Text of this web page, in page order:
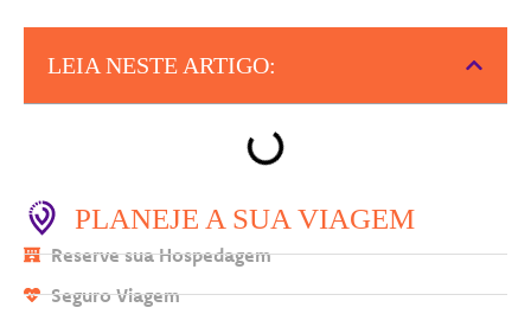
LEIA NESTE ARTIGO:
PLANEJE A SUA VIAGEM
Reserve sua Hospedagem
Seguro Viagem